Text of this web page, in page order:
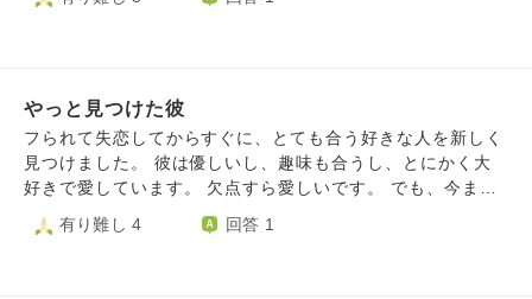
時間を作ったりしていますが、他は自分の事でいっぱいいっ
時が来たようで「そっとしておいて欲しい」と言われた事が
した。 体調的にも精神的にも辛い様な事を言われて、でも
次の日は普通に電話もくれたしLINEもしてました。 なので
大丈夫なのかな？と思いましたが。 今度会う予定の日もど
うなるか分からないと言われました。 「今月は止めて、来
今月は前日に教えてとは言ってあるので「わかった、待って
やっと見つけた彼
フられて失恋してからすぐに、とても合う好きな人を新しく
見つけました。 彼は優しいし、趣味も合うし、とにかく大
好きで愛しています。 欠点すら愛しいです。 でも、今まで
上手くいかない恋愛ばかりしてきたので、彼を失うのが怖い
です。 というかまだ付き合ってないんですよね…。 でもす
有り難し 4 回答 1